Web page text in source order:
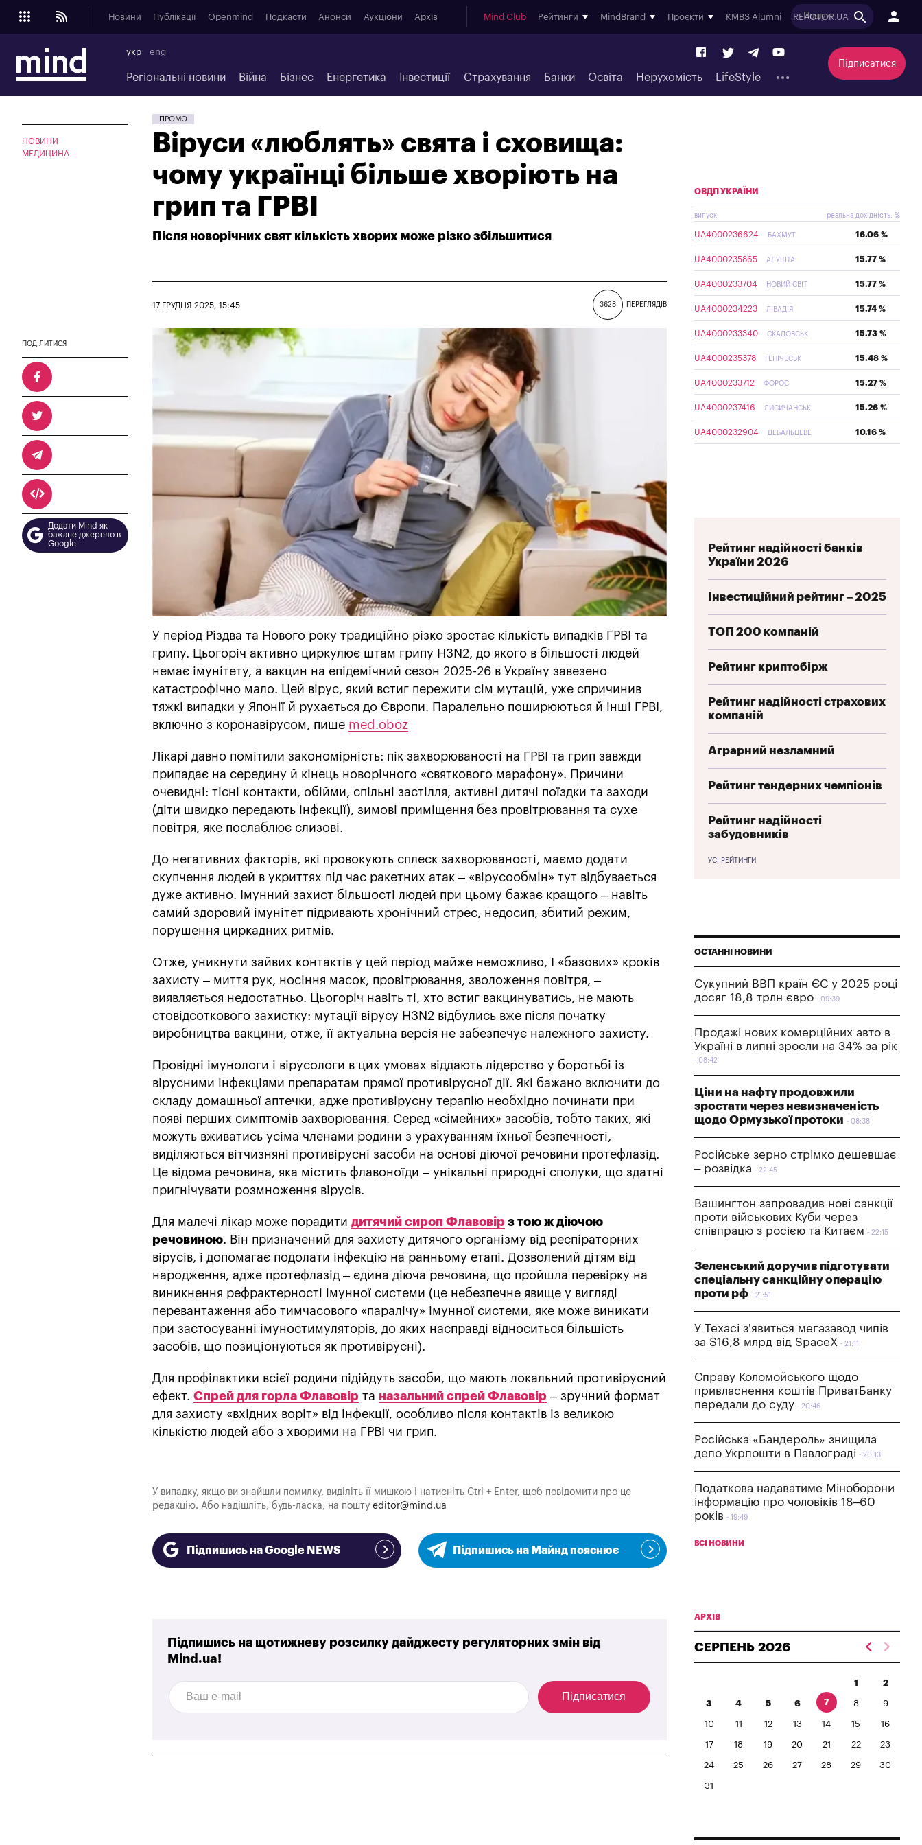
Новини Публікації Openmind Подкасти Анонси Аукціони Архів Mind Club Рейтинги MindBrand Проєкти KMBS Alumni REACTOR.UA
укр eng
Регіональні новини Війна Бізнес Енергетика Інвестиції Страхування Банки Освіта Нерухомість LifeStyle
Підписатися
НОВИНИ
МЕДИЦИНА
ПРОМО
Віруси «люблять» свята і сховища:
чому українці більше хворіють на
грип та ГРВІ
Після новорічних свят кількість хворих може різко збільшитися
3628 ПЕРЕГЛЯДІВ
17 ГРУДНЯ 2025, 15:45
ПОДІЛИТИСЯ
Додати Mind як
бажане джерело в
Google
У період Різдва та Нового року традиційно різко зростає кількість випадків ГРВІ та
грипу. Цьогоріч активно циркулює штам грипу H3N2, до якого в більшості людей
немає імунітету, а вакцин на епідемічний сезон 2025-26 в Україну завезено
катастрофічно мало. Цей вірус, який встиг пережити сім мутацій, уже спричинив
тяжкі випадки у Японії й рухається до Європи. Паралельно поширюються й інші ГРВІ,
включно з коронавірусом, пише med.oboz
Лікарі давно помітили закономірність: пік захворюваності на ГРВІ та грип завжди
припадає на середину й кінець новорічного «святкового марафону». Причини
очевидні: тісні контакти, обійми, спільні застілля, активні дитячі поїздки та заходи
(діти швидко передають інфекції), зимові приміщення без провітрювання та сухе
повітря, яке послаблює слизові.
До негативних факторів, які провокують сплеск захворюваності, маємо додати
скупчення людей в укриттях під час ракетних атак – «вірусообмін» тут відбувається
дуже активно. Імунний захист більшості людей при цьому бажає кращого – навіть
самий здоровий імунітет підривають хронічний стрес, недосип, збитий режим,
порушення циркадних ритмів.
Отже, уникнути зайвих контактів у цей період майже неможливо, І «базових» кроків
захисту – миття рук, носіння масок, провітрювання, зволоження повітря, –
виявляється недостатньо. Цьогоріч навіть ті, хто встиг вакцинуватись, не мають
стовідсоткового захистку: мутації вірусу H3N2 відбулись вже після початку
виробництва вакцини, отже, її актуальна версія не забезпечує належного захисту.
Провідні імунологи і вірусологи в цих умовах віддають лідерство у боротьбі із
вірусними інфекціями препаратам прямої противірусної дії. Які бажано включити до
складу домашньої аптечки, адже противірусну терапію необхідно починати при
появі перших симптомів захворювання. Серед «сімейних» засобів, тобто таких, які
можуть вживатись усіма членами родини з урахуванням їхньої безпечності,
виділяються вітчизняні противірусні засоби на основі діючої речовини протефлазід.
Це відома речовина, яка містить флавоноїди – унікальні природні сполуки, що здатні
пригнічувати розмноження вірусів.
Для малечі лікар може порадити дитячий сироп Флавовір з тою ж діючою
речовиною. Він призначений для захисту дитячого організму від респіраторних
вірусів, і допомагає подолати інфекцію на ранньому етапі. Дозволений дітям від
народження, адже протефлазід – єдина діюча речовина, що пройшла перевірку на
виникнення рефрактерності імунної системи (це небезпечне явище у вигляді
перевантаження або тимчасового «паралічу» імунної системи, яке може виникати
при застосуванні імуностимуляторів, до яких насправді відноситься більшість
засобів, що позиціонуються як противірусні).
Для профілактики всієї родини підійдуть засоби, що мають локальний противірусний
ефект. Спрей для горла Флавовір та назальний спрей Флавовір – зручний формат
для захисту «вхідних воріт» від інфекції, особливо після контактів із великою
кількістю людей або з хворими на ГРВІ чи грип.
У випадку, якщо ви знайшли помилку, виділіть її мишкою і натисніть Ctrl + Enter, щоб повідомити про це
редакцію. Або надішліть, будь-ласка, на пошту editor@mind.ua
Підпишись на Google NEWS Підпишись на Майнд пояснює
Підпишись на щотижневу розсилку дайджесту регуляторних змін від
Mind.ua!
Підписатися
ОВДП УКРАЇНИ
випуск реальна дохідність, %
UA4000236624 БАХМУТ 16.06 %
UA4000235865 АЛУШТА 15.77 %
UA4000233704 НОВИЙ СВІТ 15.77 %
UA4000234223 ЛІВАДІЯ 15.74 %
UA4000233340 СКАДОВСЬК 15.73 %
UA4000235378 ГЕНІЧЕСЬК 15.48 %
UA4000233712 ФОРОС 15.27 %
UA4000237416 ЛИСИЧАНСЬК 15.26 %
UA4000232904 ДЕБАЛЬЦЕВЕ 10.16 %
Рейтинг надійності банків
України 2026
Інвестиційний рейтинг – 2025
ТОП 200 компаній
Рейтинг криптобірж
Рейтинг надійності страхових
компаній
Аграрний незламний
Рейтинг тендерних чемпіонів
Рейтинг надійності
забудовників
УСІ РЕЙТИНГИ
ОСТАННІ НОВИНИ
Сукупний ВВП країн ЄС у 2025 році
досяг 18,8 трлн євро
09:39
Продажі нових комерційних авто в
Україні в липні зросли на 34% за рік
08:42
Ціни на нафту продовжили
зростати через невизначеність
щодо Ормузької протоки
08:38
Російське зерно стрімко дешевшає
– розвідка
22:45
Вашингтон запровадив нові санкції
проти військових Куби через
співпрацю з росією та Китаєм
22:15
Зеленський доручив підготувати
спеціальну санкційну операцію
проти рф
21:51
У Техасі з'явиться мегазавод чипів
за $16,8 млрд від SpaceX
21:11
Справу Коломойського щодо
привласнення коштів ПриватБанку
передали до суду
20:46
Російська «Бандероль» знищила
депо Укрпошти в Павлограді
20:13
Податкова надаватиме Міноборони
інформацію про чоловіків 18–60
років
19:49
ВСІ НОВИНИ
АРХІВ
СЕРПЕНЬ 2026
1 2
3 4 5 6 7 8 9
10 11 12 13 14 15 16
17 18 19 20 21 22 23
24 25 26 27 28 29 30
31